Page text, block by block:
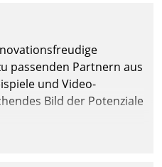
passenden Partnern aus
und Video-
Bild der Potenziale